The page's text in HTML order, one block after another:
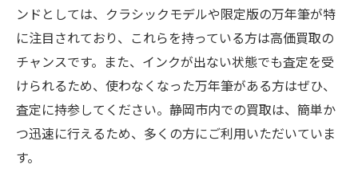
ンドとしては、クラシックモデルや限定版の万年筆が特
に注目されており、これらを持っている方は高価買取の
チャンスです。また、インクが出ない状態でも査定を受
けられるため、使わなくなった万年筆がある方はぜひ、
査定に持参してください。静岡市内での買取は、簡単か
つ迅速に行えるため、多くの方にご利用いただいていま
す。